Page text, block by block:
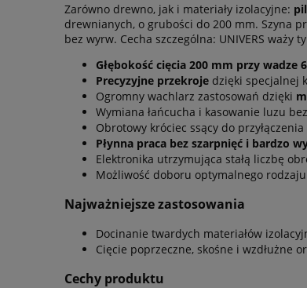
Zarówno drewno, jak i materiały izolacyjne:
drewnianych, o grubości do 200 mm. Szyna
bez wyrw. Cecha szczególna: UNIVERS waży
Głębokość cięcia 200 mm przy wadze
Precyzyjne przekroje dzięki specjalnej
Ogromny wachlarz zastosowań dzięki
Wymiana łańcucha i kasowanie luzu
Obrotowy króciec ssący do
Płynna praca bez szarpnięć i bardzo
Elektronika utrzymująca stałą liczbę
Możliwość doboru optymalnego
Najważniejsze zastosowania
Docinanie twardych materiałów
Cięcie poprzeczne, skośne i wzdłużne
Cechy produktu